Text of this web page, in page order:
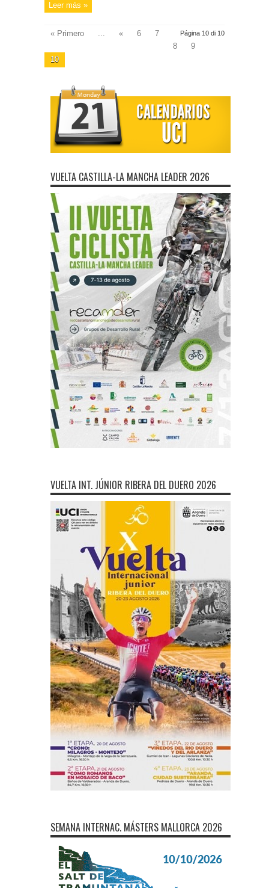
Leer más »
Página 10 di 10
« Primero ... « 6
7
8
9
10
VUELTA CASTILLA-LA MANCHA LEADER 2026
VUELTA INT. JÚNIOR RIBERA DEL DUERO 2026
SEMANA INTERNAC. MÁSTERS MALLORCA 2026